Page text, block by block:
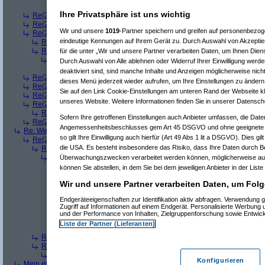
Re(2): Welches ETWAS hab ihr bekommen..(q.e.d.
Re(2): Welches ETWAS hab ihr bekommen..
Re(2): Welches ETWAS hab ihr bekommen.. (bart99am 23.12.2008,
Re(3): Welches ETWAS hab ihr bekommen..(playazam 23.12.2008,
Re(3): Welches ETWAS hab ihr bekommen..(monster23am
Re(4): Welches ETWAS hab ihr bekommen..(bart99am
Re(5): Welches ETWAS hab ihr bekommen..(monster23am
Re(2): Welches ETWAS hab ihr bekommen..
female
am 23.12.2008,
Re(2): Welches ETWAS hab ihr bekommen..
am
Re(2): Welches ETWAS hab ihr bekommen..(playaz am 23.12.2008,
Re(2): Welches ETWAS hab ihr bekommen.. (Ardjanam 23.12.2008,
Re(3): Welches ETWAS hab ihr bekommen.. ( monster23
am
Re(2): Welches ETWAS hab ihr bekommen..(User284 am 23.12.2008,
Re: Welches ETWAS hab ihr bekommen..(Diallam 23.12.2008, 09:01:20)
Re(2): Welches ETWAS hab ihr bekommen..(ddrobescham
Re(3): Welches ETWAS hab ihr bekommen..(q.e.d. am 23.12.2008,
Re(4): Welches ETWAS hab ihr bekommen..(Games2Gameam
Re(5): Welches ETWAS hab ihr bekommen..( ddrobescham
Re(5): Welches ETWAS hab ihr bekommen.. (q.e.d.am
Re(7): Welches ETWAS hab ihr bekommen..( q.e.d.am
Re(8): Welches ETWAS hab ihr bekommen..(
Re(9): Welches ETWAS hab ihr bekommen..
Re(5): Welches ETWAS hab ihr bekommen..
Re(3): Welches ETWAS hab ihr bekommen..
Re(3): Welches ETWAS hab ihr bekommen..
Ihre Privatsphäre ist uns wichtig
Wir und unsere 1019-Partner speichern und greifen auf
eindeutige Kennungen auf Ihrem Gerät zu. Durch Auswahl von
für die unter „Wir und unsere Partner verarbeiten Daten, um Ihnen
Durch Auswahl von Alle ablehnen oder Widerruf Ihrer Einwilligung
deaktiviert sind, sind manche Inhalte und Anzeigen möglicherweise
dieses Menü jederzeit wieder aufrufen, um Ihre Einstellungen zu
Sie auf den Link Cookie-Einstellungen am unteren Rand der Webseite
unseres Website. Weitere Informationen finden Sie in unserer
Sofern Ihre getroffenen Einstellungen auch Anbieter umfassen, die
Angemessenheitsbeschlusses gem Art 45 DSGVO und ohne
so gilt Ihre Einwilligung auch hierfür (Art 49 Abs 1 lit a DSGVO). Dies
die USA. Es besteht insbesondere das Risiko, dass Ihre Daten durch
Überwachungszwecken verarbeitet werden können, möglicherweise
können Sie abstellen, in dem Sie bei dem jeweiligen Anbieter in der
Wir und unsere Partner verarbeiten Daten, um
Endgeräteeigenschaften zur Identifikation aktiv abfragen. Verwendung
Zugriff auf Informationen auf einem Endgerät. Personalisierte Werbung
und der Performance von Inhalten, Zielgruppenforschung sowie
Liste der Partner (Lieferanten)
Konfigurieren